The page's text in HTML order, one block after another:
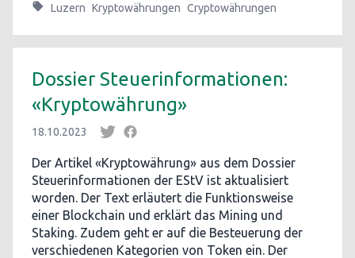
Luzern Kryptowährungen Cryptowährungen
Dossier Steuerinformationen:
«Kryptowährung»
18.10.2023
Der Artikel «Kryptowährung» aus dem Dossier
Steuerinformationen der EStV ist aktualisiert
worden. Der Text erläutert die Funktionsweise
einer Blockchain und erklärt das Mining und
Staking. Zudem geht er auf die Besteuerung der
verschiedenen Kategorien von Token ein. Der